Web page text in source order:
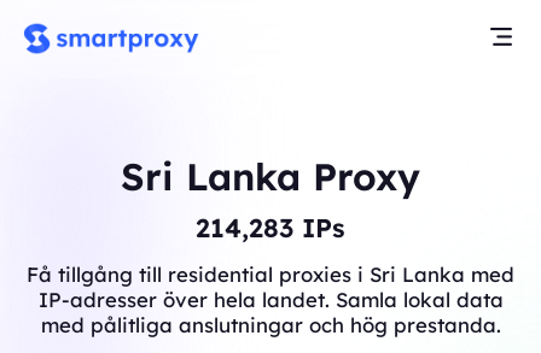
Sri Lanka Proxy
214,283 IPs
Få tillgång till residential proxies i Sri Lanka med
IP-adresser över hela landet. Samla lokal data
med pålitliga anslutningar och hög prestanda.